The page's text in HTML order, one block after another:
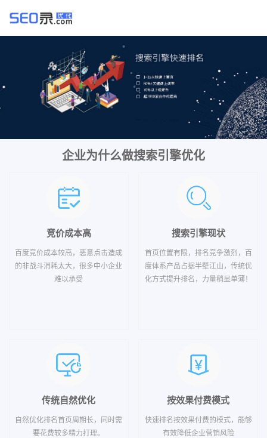
企业为什么做搜索引擎优化
竞价成本高
百度竞价成本较高，恶意点击造成
的非战斗消耗太大，很多中小企业
难以承受
搜索引擎现状
首页位置有限，排名竞争激烈，百
度体系产品占据半壁江山，传统优
化方式提升排名，力量稍显单薄！
传统自然优化
自然优化排名首页周期长，同时需
要花费较多精力打理。
按效果付费模式
快速排名按效果付费的模式，能够
有效降低企业营销风险